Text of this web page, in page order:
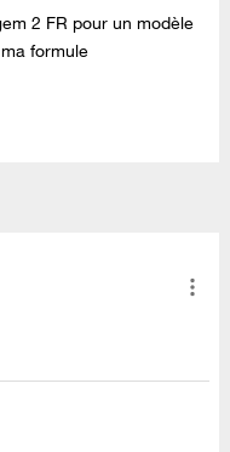
2 FR pour un modèle
formule